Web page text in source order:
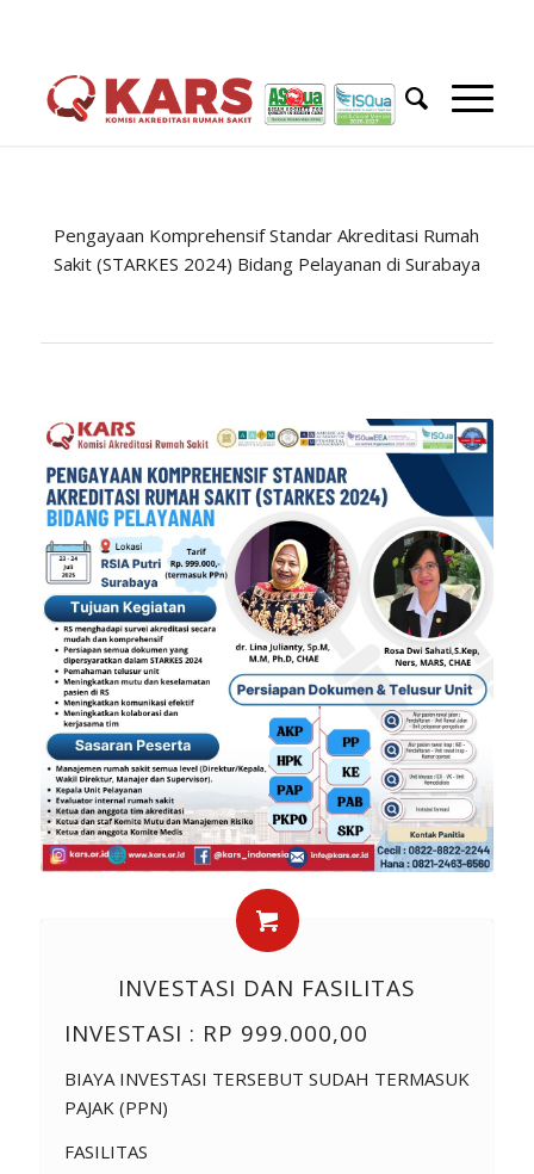
Pengayaan Komprehensif Standar Akreditasi Rumah
Sakit (STARKES 2024) Bidang Pelayanan di Surabaya
INVESTASI DAN FASILITAS
INVESTASI : RP 999.000,00
BIAYA INVESTASI TERSEBUT SUDAH TERMASUK
PAJAK (PPN)
FASILITAS